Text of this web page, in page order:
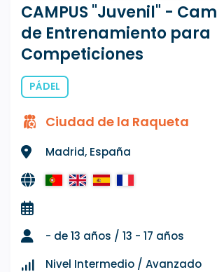
CAMPUS "Juvenil" -
de Entrenamiento para
Competiciones
PÁDEL
Ciudad de la Raqueta
Madrid, España
- de 13 años / 13 - 17 años
Nivel Intermedio / Avanzado